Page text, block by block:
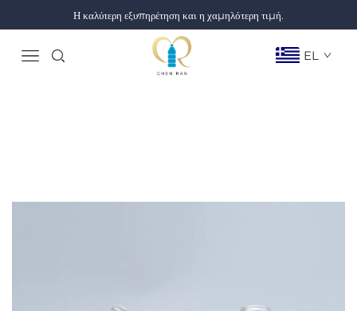
Η καλύτερη εξυπηρέτηση και η χαμηλότερη τιμή.
EL